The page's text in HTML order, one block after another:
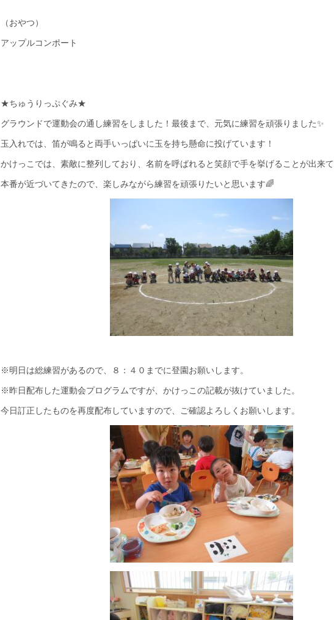
（おやつ）
アップルコンポート
★ちゅうりっぷぐみ★
グラウンドで運動会の通し練習をしました！最後まで、元気に練習を頑張りました✨
玉入れでは、笛が鳴ると両手いっぱいに玉を持ち懸命に投げています！
かけっこでは、素敵に整列しており、名前を呼ばれると笑顔で手を挙げることが出来
本番が近づいてきたので、楽しみながら練習を頑張りたいと思います🌈
※明日は総練習があるので、８：４０までに登園お願いします。
※昨日配布した運動会プログラムですが、かけっこの記載が抜けていました。
今日訂正したものを再度配布していますので、ご確認よろしくお願いします。